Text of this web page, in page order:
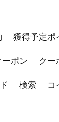
獲得予定ポ
ーポン クー
検索 コ